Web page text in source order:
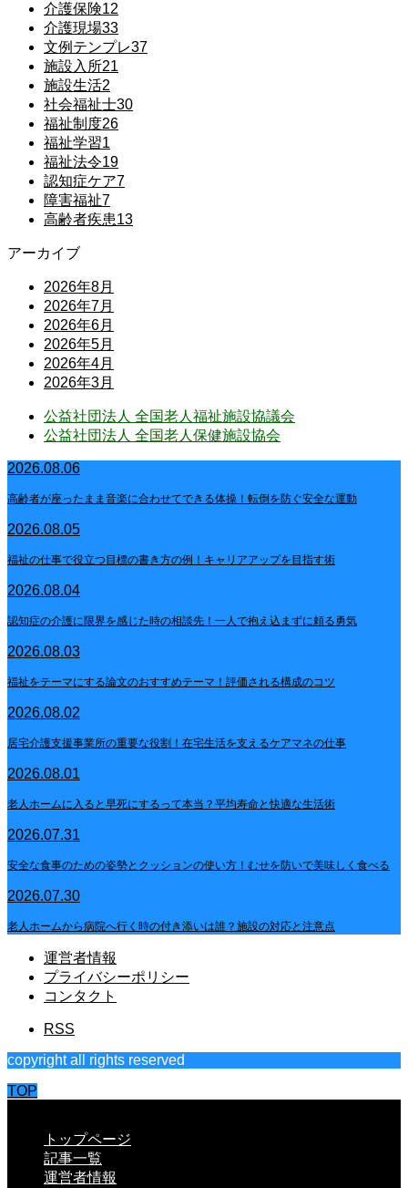
介護保険12
介護現場33
文例テンプレ37
施設入所21
施設生活2
社会福祉士30
福祉制度26
福祉学習1
福祉法令19
認知症ケア7
障害福祉7
高齢者疾患13
アーカイブ
2026年8月
2026年7月
2026年6月
2026年5月
2026年4月
2026年3月
公益社団法人 全国老人福祉施設協議会
公益社団法人 全国老人保健施設協会
2026.08.06
高齢者が座ったまま音楽に合わせてできる体操！転倒を防ぐ安全な運動
2026.08.05
福祉の仕事で役立つ目標の書き方の例！キャリアアップを目指す術
2026.08.04
認知症の介護に限界を感じた時の相談先！一人で抱え込まずに頼る勇気
2026.08.03
福祉をテーマにする論文のおすすめテーマ！評価される構成のコツ
2026.08.02
居宅介護支援事業所の重要な役割！在宅生活を支えるケアマネの仕事
2026.08.01
老人ホームに入ると早死にするって本当？平均寿命と快適な生活術
2026.07.31
安全な食事のための姿勢とクッションの使い方！むせを防いで美味しく食べる
2026.07.30
老人ホームから病院へ行く時の付き添いは誰？施設の対応と注意点
運営者情報
プライバシーポリシー
コンタクト
RSS
copyright all rights reserved
TOP
トップページ
記事一覧
運営者情報